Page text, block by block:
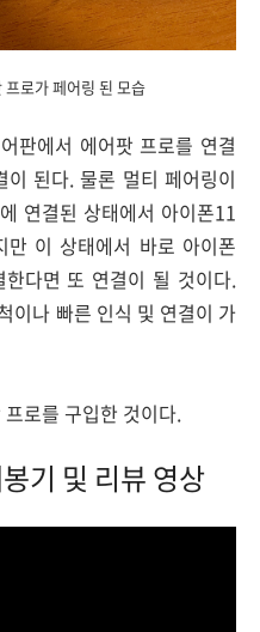
로가 페어링 된 모습
판에서 에어팟 프로를 연결
된다. 물론 멀티 페어링이
연결된 상태에서 아이폰11
만 이 상태에서 바로 아이폰
다면 또 연결이 될 것이다.
이나 빠른 인식 및 연결이 가
로를 구입한 것이다.
기 및 리뷰 영상